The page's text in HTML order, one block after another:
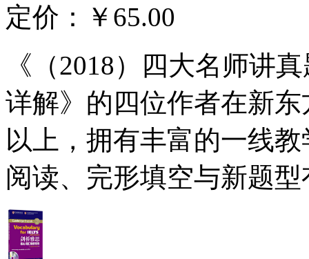
定价：
￥65.00
《（2018）四大名师讲
详解》的四位作者在新
以上，拥有丰富的一线
阅读、完形填空与新题